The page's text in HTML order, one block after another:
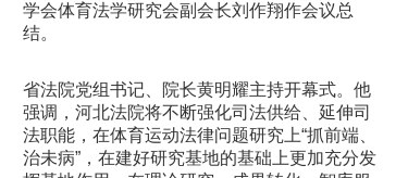
学会体育法学研究会副会长刘作翔作会议总
结。
省法院党组书记、院长黄明耀主持开幕式。他
强调，河北法院将不断强化司法供给、延伸司
法职能，在体育运动法律问题研究上“抓前端、
治未病”，在建好研究基地的基础上更加充分发